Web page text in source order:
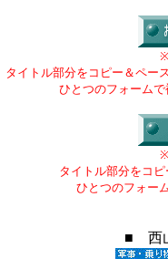
タイトル部分をコピー＆ペー
ひとつのフォーム
タイトル部分をコ
ひとつのフォー
■ 西